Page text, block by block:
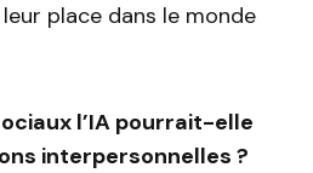
place dans le monde
l’IA pourrait-elle
interpersonnelles ?